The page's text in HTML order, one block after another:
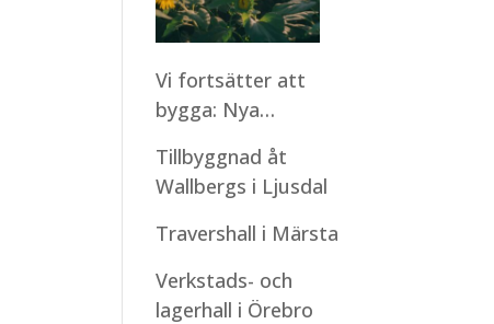
Vi fortsätter att
bygga: Nya
under sommaren
Tillbyggnad åt
Wallbergs i Ljusdal
Travershall i Märsta
Verkstads- och
lagerhall i Örebro